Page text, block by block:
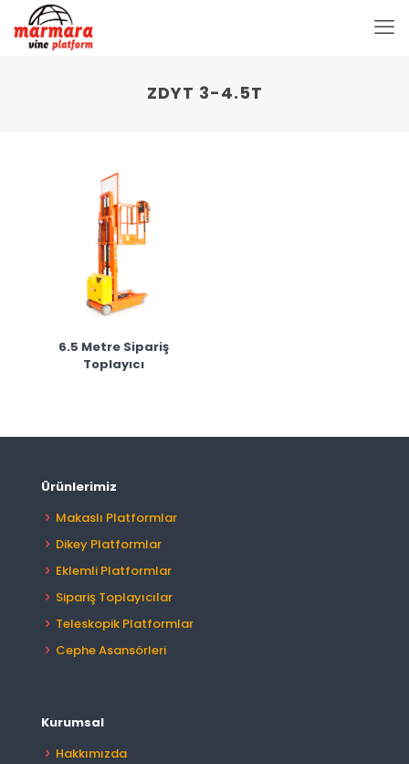
ZDYT 3-4.5T
6.5 Metre Sipariş
Toplayıcı
Ürünlerimiz
Makaslı Platformlar
Dikey Platformlar
Eklemli Platformlar
Sipariş Toplayıcılar
Teleskopik Platformlar
Cephe Asansörleri
Kurumsal
Hakkımızda